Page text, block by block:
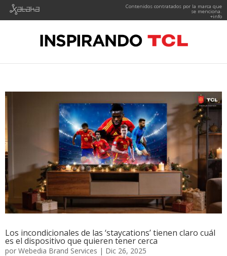
Contenidos contratados por la marca que
se menciona.
+info
Los incondicionales de las ‘staycations’ tienen claro cuál
es el dispositivo que quieren tener cerca
por Webedia Brand Services | Dic 26, 2025